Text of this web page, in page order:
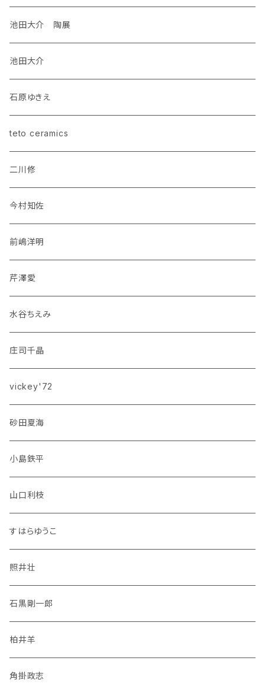
池田大介 陶展
池田大介
石原ゆきえ
teto ceramics
二川修
今村知佐
前嶋洋明
芹澤愛
水谷ちえみ
庄司千晶
vickey'72
砂田夏海
小島鉄平
山口利枝
すはらゆうこ
照井壮
石黒剛一郎
柏井羊
角掛政志